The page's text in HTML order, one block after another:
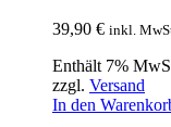
39,90 € inkl.
Enthält 7%
zzgl. Versand
In den